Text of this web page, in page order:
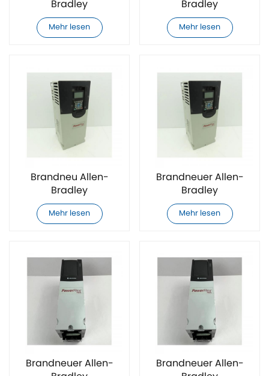
Bradley
20F11ND065AA0NNNNN
AC-
Mehr lesen
Bradley
20F11ND077AA0NNNNN
AC-
Mehr lesen
Brandneu Allen-
Bradley
20F11ND096AA0NNNNN
AC-
Mehr lesen
Brandneuer Allen-
Bradley
20F11ND2P1AA0NNNNN
AC-
Mehr lesen
Brandneuer Allen-
Brandneuer Allen-